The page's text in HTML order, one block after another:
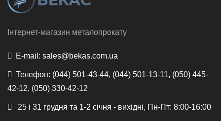
Інтернет-магазин металопрокату
E-mail: sales@bekas.com.ua
Телефон: (044) 501-43-44, (044) 501-13-11, (050) 445-
42-12, (050) 330-42-12
25 і 31 грудня та 1-2 січня - вихідні, Пн-Пт: 8:00-16:00